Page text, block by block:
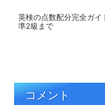
英検の点数配分完全ガイ
準2級まで
コメント